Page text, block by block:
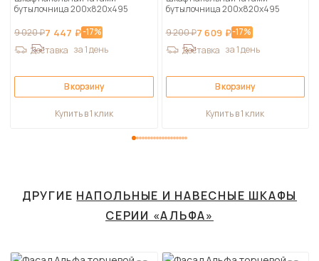
бутылочница 200х820х495
9 020 ₽7 447 ₽-17%
Доставка за 1 день
В корзину
Купить в 1 клик
бутылочница 200х820х495
9 200 ₽7 609 ₽-17%
Доставка за 1 день
В корзину
Купить в 1 клик
ДРУГИЕ НАПОЛЬНЫЕ И НАВЕСНЫЕ ШКАФЫ
СЕРИИ «АЛЬФА»